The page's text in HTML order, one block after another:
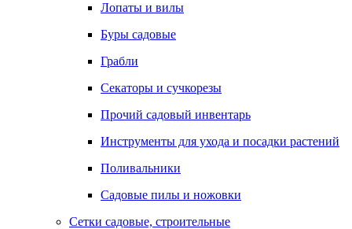
Лопаты и вилы
Буры садовые
Грабли
Секаторы и сучкорезы
Прочий садовый инвентарь
Инструменты для ухода и посадки растений
Поливальники
Садовые пилы и ножовки
Сетки садовые, строительные